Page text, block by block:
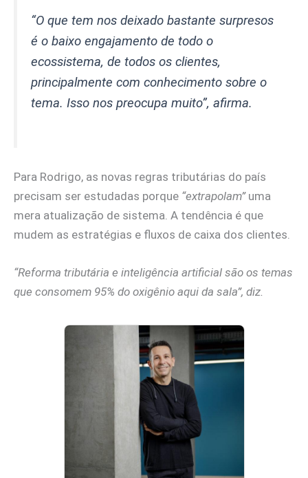
“O que tem nos deixado bastante surpresos
é o baixo engajamento de todo o
ecossistema, de todos os clientes,
principalmente com conhecimento sobre o
tema. Isso nos preocupa muito”, afirma.
Para Rodrigo, as novas regras tributárias do país
precisam ser estudadas porque “extrapolam” uma
mera atualização de sistema. A tendência é que
mudem as estratégias e fluxos de caixa dos clientes.
“Reforma tributária e inteligência artificial são os temas
que consomem 95% do oxigênio aqui da sala”, diz.